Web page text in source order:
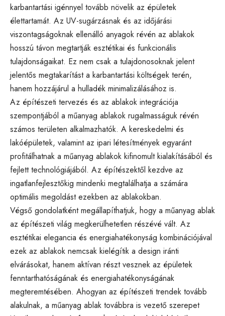
karbantartási igénnyel tovább növelik az épületek
élettartamát. Az UV-sugárzásnak és az időjárási
viszontagságoknak ellenálló anyagok révén az ablakok
hosszú távon megtartják esztétikai és funkcionális
tulajdonságaikat. Ez nem csak a tulajdonosoknak jelent
jelentős megtakarítást a karbantartási költségek terén,
hanem hozzájárul a hulladék minimalizálásához is.
Az építészeti tervezés és az ablakok integrációja
szempontjából a műanyag ablakok rugalmasságuk révén
számos területen alkalmazhatók. A kereskedelmi és
lakóépületek, valamint az ipari létesítmények egyaránt
profitálhatnak a műanyag ablakok kifinomult kialakításából és
fejlett technológiájából. Az építészektől kezdve az
ingatlanfejlesztőkig mindenki megtalálhatja a számára
optimális megoldást ezekben az ablakokban.
Végső gondolatként megállapíthatjuk, hogy a műanyag ablak
az építészeti világ megkerülhetetlen részévé vált. Az
esztétikai elegancia és energiahatékonyság kombinációjával
ezek az ablakok nemcsak kielégítik a design iránti
elvárásokat, hanem aktívan részt vesznek az épületek
fenntarthatóságának és energiahatékonyságának
megteremtésében. Ahogyan az építészeti trendek tovább
alakulnak, a műanyag ablak továbbra is vezető szerepet